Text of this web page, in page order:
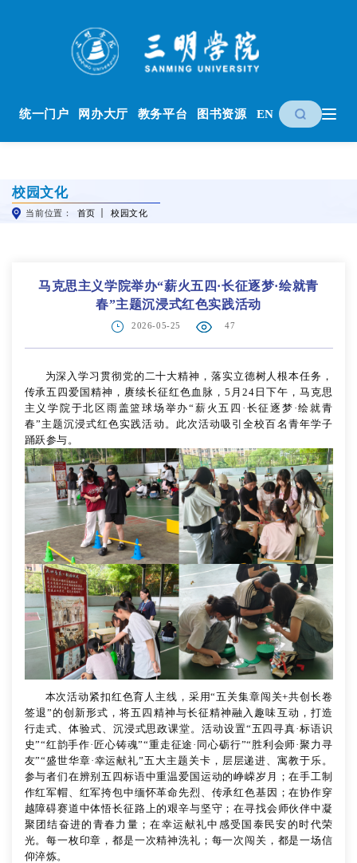
统一门户 网办大厅 教务平台 图书资源 EN
校园文化
当前位置： 首页 校园文化
马克思主义学院举办“薪火五四·长征逐梦·绘就青
春”主题沉浸式红色实践活动
2026-05-25 47
为深入学习贯彻党的二十大精神，落实立德树人根本任务，
传承五四爱国精神，赓续长征红色血脉，5月24日下午，马克思
主义学院于北区雨盖篮球场举办“薪火五四·长征逐梦·绘就青
春”主题沉浸式红色实践活动。 此次活动吸引全校百名 青年学子
踊跃参与。
本次活动紧扣红色育人主线，采用“五关集章闯关+共创长卷
签退”的创新形式，将五四精神与长征精神融入趣味互动，打造
行走式、体验式、沉浸式思政课堂。活动设置“五四寻真·标语识
史”“红韵手作·匠心铸魂”“重走征途·同心砺行”“胜利会师·聚力寻
友”“盛世华章·幸运献礼”五大主题关卡，层层递进、寓教于乐。
参与者们在辨别五四标语中重温爱国运动的峥嵘岁月；在手工制
作红军帽、红军挎包中缅怀革命先烈、传承红色基因；在协作穿
越障碍赛道中体悟长征路上的艰辛与坚守；在寻找会师伙伴中凝
聚团结奋进的青春力量；在幸运献礼中感受国泰民安的时代荣
光。每一枚印章，都是一次精神洗礼；每一次闯关，都是一场信
仰淬炼。